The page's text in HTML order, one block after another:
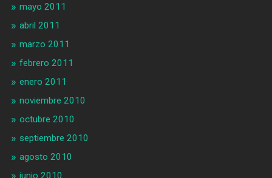
mayo 2011
abril 2011
marzo 2011
febrero 2011
enero 2011
noviembre 2010
octubre 2010
septiembre 2010
agosto 2010
junio 2010